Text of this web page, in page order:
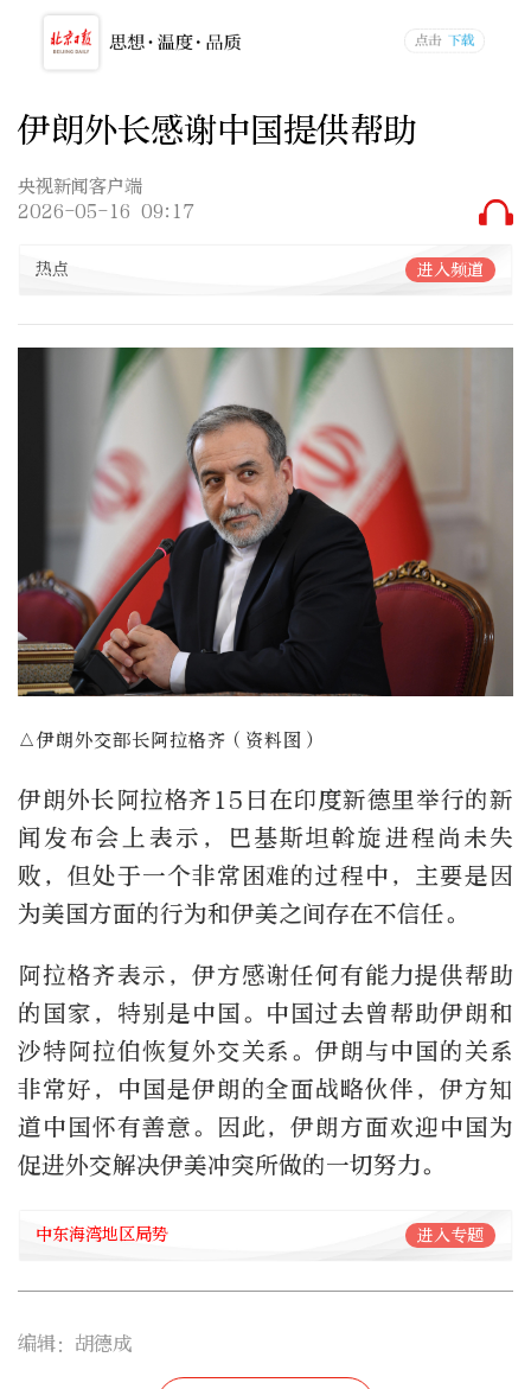
伊朗外长感谢中国提供帮助
央视新闻客户端
2026-05-16 09:17
热点 进入频道
△伊朗外交部长阿拉格齐（资料图）
伊朗外长阿拉格齐15日在印度新德里举行的新
闻发布会上表示，巴基斯坦斡旋进程尚未失
败，但处于一个非常困难的过程中，主要是因
为美国方面的行为和伊美之间存在不信任。
阿拉格齐表示，伊方感谢任何有能力提供帮助
的国家，特别是中国。中国过去曾帮助伊朗和
沙特阿拉伯恢复外交关系。伊朗与中国的关系
非常好，中国是伊朗的全面战略伙伴，伊方知
道中国怀有善意。因此，伊朗方面欢迎中国为
促进外交解决伊美冲突所做的一切努力。
中东海湾地区局势 进入专题
编辑：胡德成